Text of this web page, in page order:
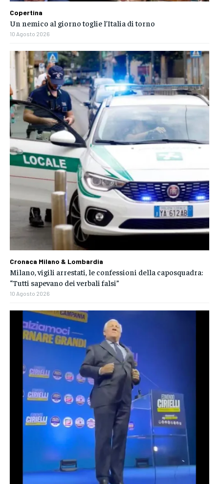
Copertina
Un nemico al giorno toglie l’Italia di torno
10 Agosto 2026
Cronaca Milano & Lombardia
Milano, vigili arrestati, le confessioni della caposquadra:
“Tutti sapevano dei verbali falsi”
10 Agosto 2026